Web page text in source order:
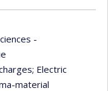
-
; Electric
material